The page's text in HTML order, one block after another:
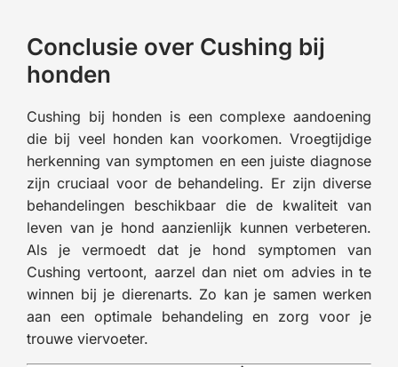
Conclusie over Cushing bij
honden
Cushing bij honden is een complexe aandoening
die bij veel honden kan voorkomen. Vroegtijdige
herkenning van symptomen en een juiste diagnose
zijn cruciaal voor de behandeling. Er zijn diverse
behandelingen beschikbaar die de kwaliteit van
leven van je hond aanzienlijk kunnen verbeteren.
Als je vermoedt dat je hond symptomen van
Cushing vertoont, aarzel dan niet om advies in te
winnen bij je dierenarts. Zo kan je samen werken
aan een optimale behandeling en zorg voor je
trouwe viervoeter.